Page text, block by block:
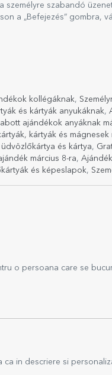
személyre szabandó
a „Befejezés” gombra,
kollégáknak,
és kártyák anyukáknak,
ajándékok anyáknak
kártyák és mágnesek
és kártya,
március 8-ra,
és képeslapok,
o persoana care se
in descriere si